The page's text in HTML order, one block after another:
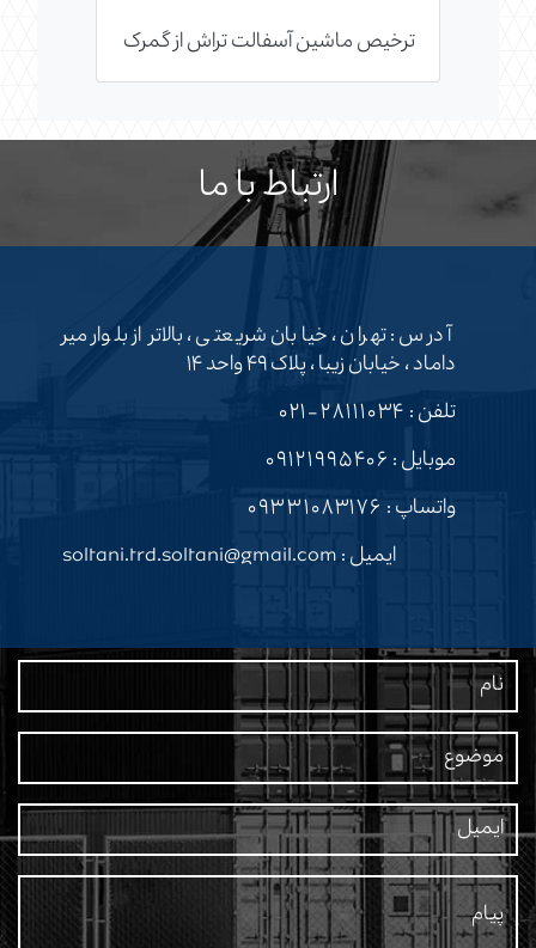
ترخیص ماشین آسفالت تراش از گمرک
ارتباط با ما
آدرس : تهران ، خیابان شریعتی ، بالاتر از بلوار میر
داماد ، خیابان زیبا ، پلاک ۴۹ واحد ۱۴
تلفن : ۲۸۱۱۱۰۳۴-۰۲۱
موبایل : ۰۹۱۲۱۹۹۵۴۰۶
واتساپ : ۰۹۳۳۱۰۸۳۱۷۶
ایمیل : soltani.trd.soltani@gmail.com